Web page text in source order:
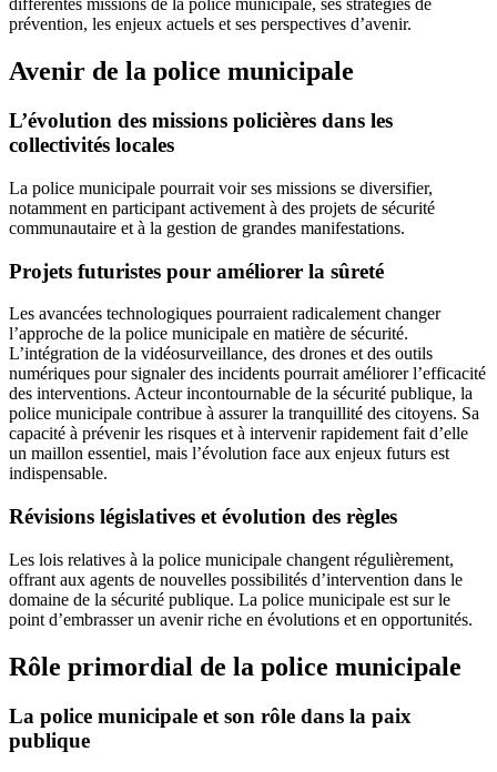
différentes missions de la police municipale, ses stratégies de
prévention, les enjeux actuels et ses perspectives d’avenir.
Avenir de la police municipale
L’évolution des missions policières dans les
collectivités locales
La police municipale pourrait voir ses missions se diversifier,
notamment en participant activement à des projets de sécurité
communautaire et à la gestion de grandes manifestations.
Projets futuristes pour améliorer la sûreté
Les avancées technologiques pourraient radicalement changer
l’approche de la police municipale en matière de sécurité.
L’intégration de la vidéosurveillance, des drones et des outils
numériques pour signaler des incidents pourrait améliorer l’efficacité
des interventions. Acteur incontournable de la sécurité publique, la
police municipale contribue à assurer la tranquillité des citoyens. Sa
capacité à prévenir les risques et à intervenir rapidement fait d’elle
un maillon essentiel, mais l’évolution face aux enjeux futurs est
indispensable.
Révisions législatives et évolution des règles
Les lois relatives à la police municipale changent régulièrement,
offrant aux agents de nouvelles possibilités d’intervention dans le
domaine de la sécurité publique. La police municipale est sur le
point d’embrasser un avenir riche en évolutions et en opportunités.
Rôle primordial de la police municipale
La police municipale et son rôle dans la paix
publique